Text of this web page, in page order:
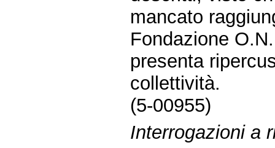
mancato
Fondazione
presenta
collettività.
(5-00955)
Interrogazioni a